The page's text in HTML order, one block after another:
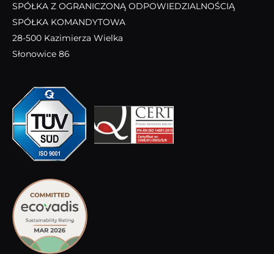
SPÓŁKA Z OGRANICZONĄ ODPOWIEDZIALNOŚCIĄ
SPÓŁKA KOMANDYTOWA
28-500 Kazimierza Wielka
Słonowice 86